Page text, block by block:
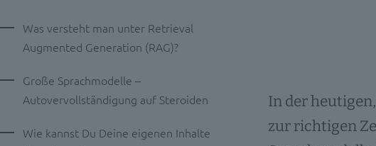
Was versteht man unter Retrieval
Augmented Generation (RAG)?
Große Sprachmodelle –
Autovervollständigung auf Steroiden
Wie kannst Du Deine eigenen Inhalte
In der
zur richtigen